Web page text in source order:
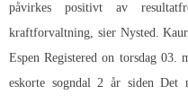
påvirkes positivt av
kraftforvaltning, sier Nysted.
Espen Registered on torsdag 03.
eskorte sogndal2 år siden Det